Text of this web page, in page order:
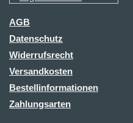
AGB
Datenschutz
Widerrufsrecht
Versandkosten
Bestellinformationen
Zahlungsarten